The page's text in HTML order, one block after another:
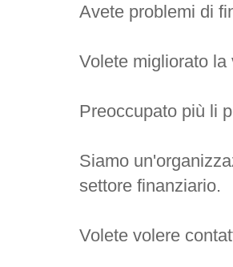
Avete problemi di
Volete migliorato la
Preoccupato più li
Siamo
settore finanziario.
Volete volere